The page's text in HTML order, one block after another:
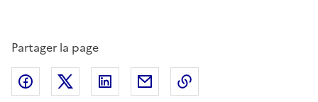
Partager la page
Partager sur Facebook
Partager sur X (anciennement Twitter)
Partager sur LinkedIn
Partager par email